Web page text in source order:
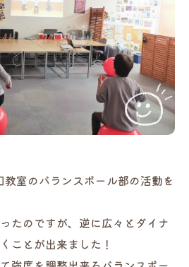
室のバランスボール部の活動を
たのですが、逆に広々とダイナ
ことが出来ました！